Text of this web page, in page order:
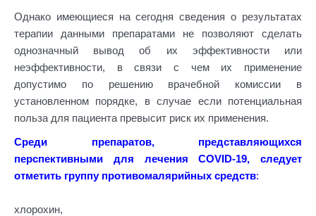
Однако имеющиеся на сегодня сведения о результатах
терапии данными препаратами не позволяют сделать
однозначный вывод об их эффективности или
неэффективности, в связи с чем их применение
допустимо по решению врачебной комиссии в
установленном порядке, в случае если потенциальная
польза для пациента превысит риск их применения.
Среди препаратов, представляющихся
перспективными для лечения COVID-19, следует
отметить группу противомалярийных средств:
хлорохин,